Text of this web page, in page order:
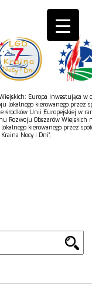
Europa inwestująca w
lokalnego kierowanego przez
środków Unii Europejskiej w
Rozwoju Obszarów Wiejskich
kierowanego przez
Nocy i Dni”,